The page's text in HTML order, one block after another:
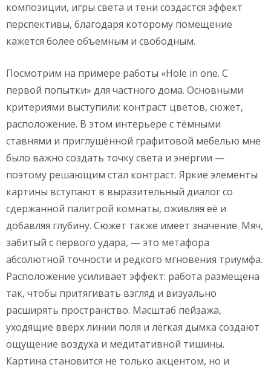
композиции, игры света и тени создастся эффект
перспективы, благодаря которому помещение
кажется более объемным и свободным.
Посмотрим на примере работы «Hole in one. С
первой попытки» для частного дома. Основными
критериями выступили: контраст цветов, сюжет,
расположение. В этом интерьере с тёмными
ставнями и приглушённой графитовой мебелью мне
было важно создать точку света и энергии —
поэтому решающим стал контраст. Яркие элементы
картины вступают в выразительный диалог со
сдержанной палитрой комнаты, оживляя её и
добавляя глубину. Сюжет также имеет значение. Мяч,
забитый с первого удара, — это метафора
абсолютной точности и редкого мгновения триумфа.
Расположение усиливает эффект: работа размещена
так, чтобы притягивать взгляд и визуально
расширять пространство. Масштаб пейзажа,
уходящие вверх линии поля и лёгкая дымка создают
ощущение воздуха и медитативной тишины.
Картина становится не только акцентом, но и